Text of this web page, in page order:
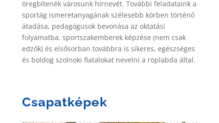
öregbítenék városunk hírnevét. További feladataink a
sportág ismeretanyagának szélesebb körben történő
átadása, pedagógusok bevonása az oktatási
folyamatba, sportszakemberek képzése (nem csak
edzők) és elsősorban továbbra is sikeres, egészséges
és boldog szolnoki fiatalokat nevelni a röplabda által.
Csapatképek